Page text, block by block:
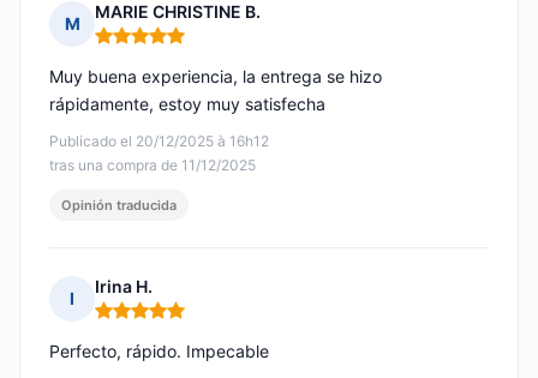
M
MARIE CHRISTINE B.
Nota: 5 de 5
Publicado el 20/12/2025 à 16h12
tras una compra de 11/12/2025
Muy buena experiencia, la entrega se hizo
rápidamente, estoy muy satisfecha
Opinión traducida
I
Irina H.
Nota: 5 de 5
Perfecto, rápido. Impecable